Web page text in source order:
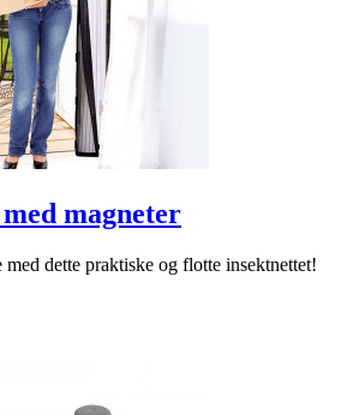
magneter
dette praktiske og flotte insektnettet!